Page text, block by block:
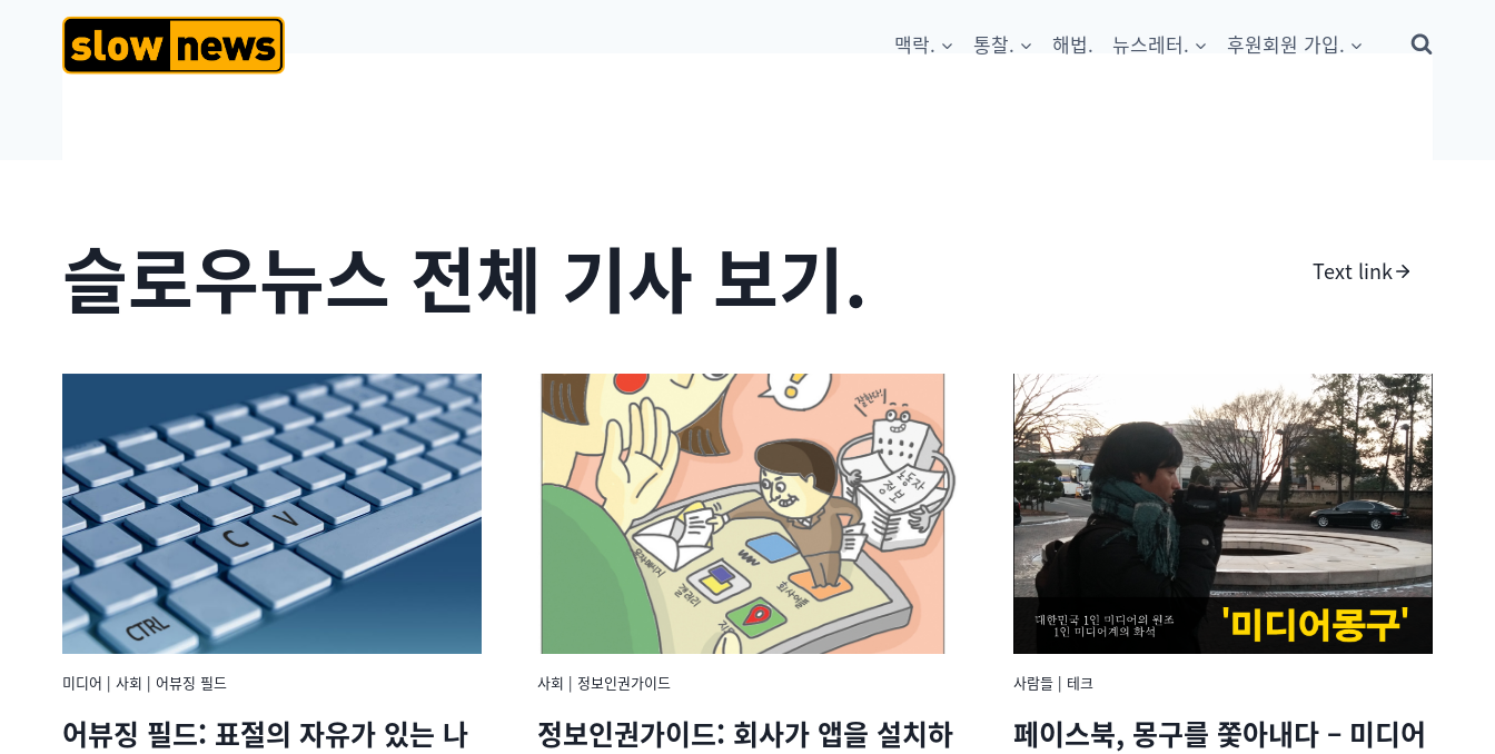
맥락. 통찰. 해법. 뉴스레터. 후원회원 가입.
슬로우뉴스 전체 기사 보기. Text link
미디어 | 사회 | 어뷰징 필드
어뷰징 필드: 표절의 자유가 있는 나
사회 | 정보인권가이드
정보인권가이드: 회사가 앱을 설치하
사람들| 테크
페이스북, 몽구를 쫓아내다 – 미디어